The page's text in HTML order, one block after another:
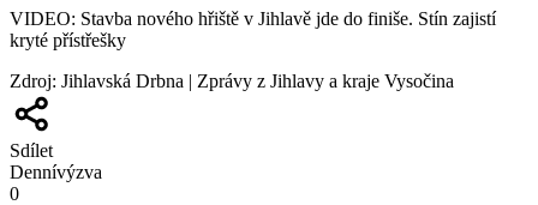
VIDEO: Stavba nového hřiště v Jihlavě jde do finiše. Stín zajistí
kryté přístřešky
Zdroj: Jihlavská Drbna | Zprávy z Jihlavy a kraje Vysočina
Sdílet
Dennívýzva
0